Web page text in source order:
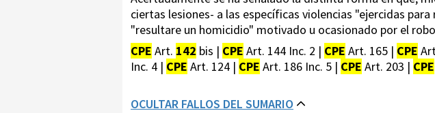
ciertas lesiones- a las específicas violencias "ejercidas
"resultare un homicidio" motivado u ocasionado por el
CPE Art. 142 bis | CPE Art. 144 Inc. 2 | CPE Art. 165 | CPE
Inc. 4 | CPE Art. 124 | CPE Art. 186 Inc. 5 | CPE Art. 203 | CPE
OCULTAR FALLOS DEL SUMARIO